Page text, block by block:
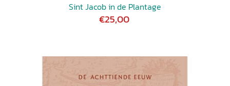
Sint Jacob in de Plantage
€25,00